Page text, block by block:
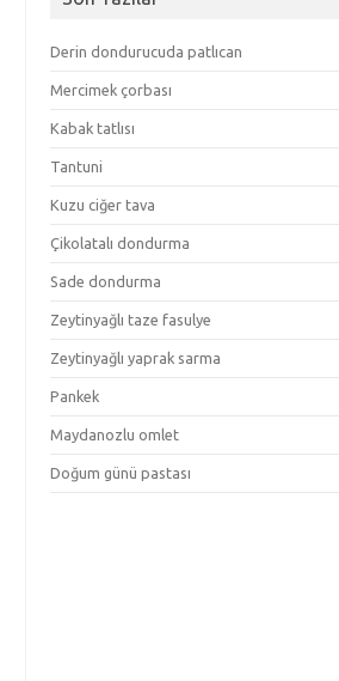
Derin dondurucuda patlıcan
Mercimek çorbası
Kabak tatlısı
Tantuni
Kuzu ciğer tava
Çikolatalı dondurma
Sade dondurma
Zeytinyağlı taze fasulye
Zeytinyağlı yaprak sarma
Pankek
Maydanozlu omlet
Doğum günü pastası